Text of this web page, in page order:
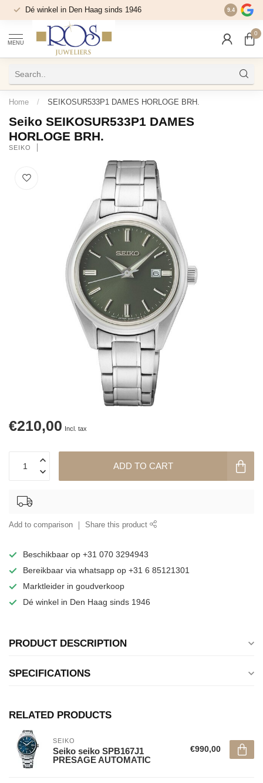
Dé winkel in Den Haag sinds 1946 9.4
MENU
0
Home / SEIKOSUR533P1 DAMES HORLOGE BRH.
Seiko SEIKOSUR533P1 DAMES
HORLOGE BRH.
SEIKO
€210,00 Incl. tax
ADD TO CART
Add to comparison Share this product
Beschikbaar op +31 070 3294943
Bereikbaar via whatsapp op +31 6 85121301
Marktleider in goudverkoop
Dé winkel in Den Haag sinds 1946
PRODUCT DESCRIPTION
SPECIFICATIONS
RELATED PRODUCTS
SEIKO
Seiko seiko SPB167J1
PRESAGE AUTOMATIC
€990,00